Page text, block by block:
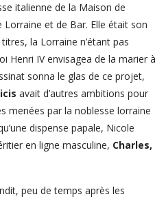
italienne de la Maison de
Lorraine et de Bar. Elle était son
la Lorraine n’étant pas
Henri IV envisagea de la marier à
sonna le glas de ce projet,
avait d’autres ambitions pour
menées par la noblesse lorraine
dispense papale, Nicole
en ligne masculine, Charles,
peu de temps après les